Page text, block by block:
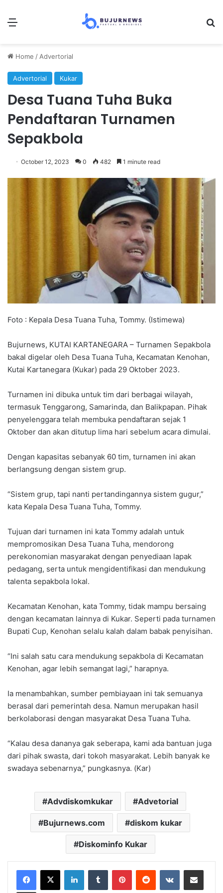
Menu
Home / Advertorial
Advertorial Kukar
Desa Tuana Tuha Buka
Pendaftaran Turnamen
Sepakbola
October 12, 2023 0 482 1 minute read
Foto : Kepala Desa Tuana Tuha, Tommy. (Istimewa)
Bujurnews, KUTAI KARTANEGARA – Turnamen Sepakbola
bakal digelar oleh Desa Tuana Tuha, Kecamatan Kenohan,
Kutai Kartanegara (Kukar) pada 29 Oktober 2023.
Turnamen ini dibuka untuk tim dari berbagai wilayah,
termasuk Tenggarong, Samarinda, dan Balikpapan. Pihak
penyelenggara telah membuka pendaftaran sejak 1
Oktober dan akan ditutup lima hari sebelum acara dimulai.
Dengan kapasitas sebanyak 60 tim, turnamen ini akan
berlangsung dengan sistem grup.
“Sistem grup, tapi nanti pertandingannya sistem gugur,”
kata Kepala Desa Tuana Tuha, Tommy.
Tujuan dari turnamen ini kata Tommy adalah untuk
mempromosikan Desa Tuana Tuha, mendorong
perekonomian masyarakat dengan penyediaan lapak
pedagang, serta untuk mengidentifikasi dan mendukung
talenta sepakbola lokal.
Kecamatan Kenohan, kata Tommy, tidak mampu bersaing
dengan kecamatan lainnya di Kukar. Seperti pada turnamen
Bupati Cup, Kenohan selalu kalah dalam babak penyisihan.
“Ini salah satu cara mendukung sepakbola di Kecamatan
Kenohan, agar lebih semangat lagi,” harapnya.
Ia menambahkan, sumber pembiayaan ini tak semuanya
berasal dari pemerintah desa. Namun merupakan hasil
berkolaborasi dengan masyarakat Desa Tuana Tuha.
“Kalau desa dananya gak seberapa, kami ada bantuan juga
dari pihak swasta, dari tokoh masyarakat. Lebih banyak ke
swadaya sebenarnya,” pungkasnya. (Kar)
Advdiskomkukar Advetorial
Bujurnews.com diskom kukar
Diskominfo Kukar
LinkedInTumblr PinterestReddit VKontakteShare via Email